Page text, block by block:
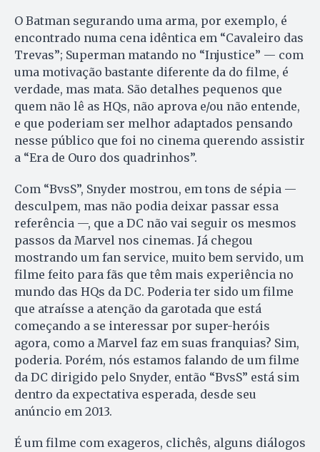
O Batman segurando uma arma, por exemplo, é
encontrado numa cena idêntica em “Cavaleiro das
Trevas”; Superman matando no “Injustice” — com
uma motivação bastante diferente da do filme, é
verdade, mas mata. São detalhes pequenos que
quem não lê as HQs, não aprova e/ou não entende,
e que poderiam ser melhor adaptados pensando
nesse público que foi no cinema querendo assistir
a “Era de Ouro dos quadrinhos”.
Com “BvsS”, Snyder mostrou, em tons de sépia —
desculpem, mas não podia deixar passar essa
referência —, que a DC não vai seguir os mesmos
passos da Marvel nos cinemas. Já chegou
mostrando um fan service, muito bem servido, um
filme feito para fãs que têm mais experiência no
mundo das HQs da DC. Poderia ter sido um filme
que atraísse a atenção da garotada que está
começando a se interessar por super-heróis
agora, como a Marvel faz em suas franquias? Sim,
poderia. Porém, nós estamos falando de um filme
da DC dirigido pelo Snyder, então “BvsS” está sim
dentro da expectativa esperada, desde seu
anúncio em 2013.
É um filme com exageros, clichês, alguns diálogos